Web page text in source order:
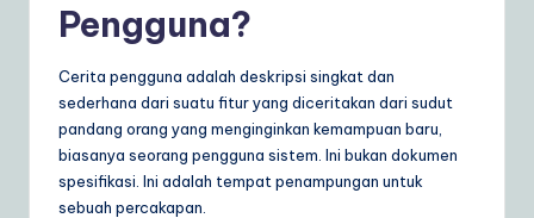
&
S
o
ft
Pengguna?
Cerita pengguna adalah deskripsi singkat dan
sederhana dari suatu fitur yang diceritakan dari sudut
pandang orang yang menginginkan kemampuan baru,
biasanya seorang pengguna sistem. Ini bukan dokumen
spesifikasi. Ini adalah tempat penampungan untuk
sebuah percakapan.